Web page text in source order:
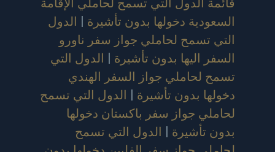
السعودية دخولها بدون تأشيرة | الدول
التي تسمح لحاملي جواز سفر ناورو
السفر اليها بدون تأشيرة | الدول التي
تسمح لحاملي جواز السفر الهندي
دخولها بدون تأشيرة | الدول التي تسمح
لحاملي جواز سفر باكستان دخولها
بدون تأشيرة | الدول التي تسمح